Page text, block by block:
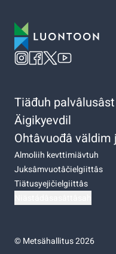
Tiäđuh palvâlusâst
Äigikyevdil
Ohtâvuođâ
Almoliih kevttimiävtuh
Juksâmvuotâčielgiittâs
Tiätusyejičielgiittâs
©Metsähallitus 2026